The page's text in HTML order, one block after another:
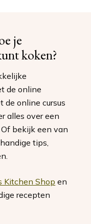
je
koken?
de online
de online cursus
alles over een
bekijk een van
tips,
Kitchen Shop en
recepten